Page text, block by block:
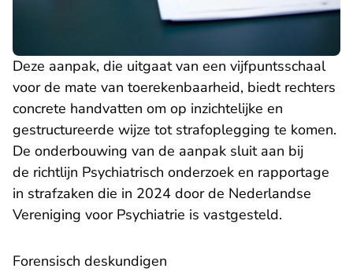
Deze aanpak, die uitgaat van een vijfpuntsschaal
voor de mate van toerekenbaarheid, biedt rechters
concrete handvatten om op inzichtelijke en
gestructureerde wijze tot strafoplegging te komen.
De onderbouwing van de aanpak sluit aan bij
de richtlijn Psychiatrisch onderzoek en rapportage
in strafzaken die in 2024 door de Nederlandse
Vereniging voor Psychiatrie is vastgesteld.
Forensisch deskundigen